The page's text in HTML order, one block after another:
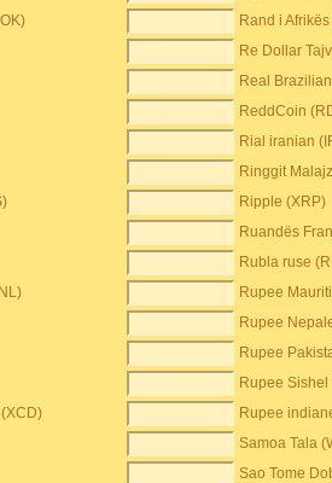
Rand i
Re Dollar
Real
ReddCoin
Rial iranian
Ringgit
Ripple (XRP)
Ruandës
Rubla ruse
Rupee
Rupee
Rupee
Rupee Sishel
Rupee
Samoa Tala
Sao Tome